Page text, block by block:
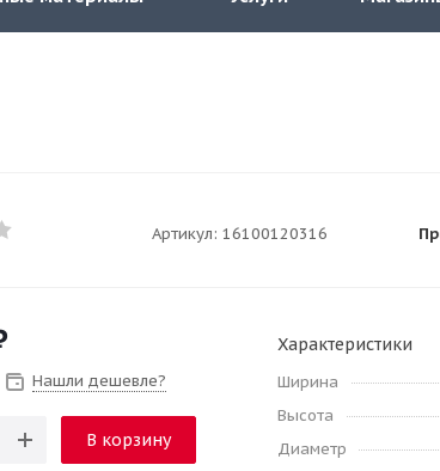
Артикул: 16100120316
Нашли дешевле?
В корзину
Характеристики
Ширина
Высота
Диаметр